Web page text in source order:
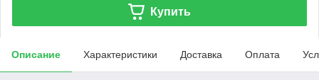
Купить
Описание Характеристики Доставка Оплата